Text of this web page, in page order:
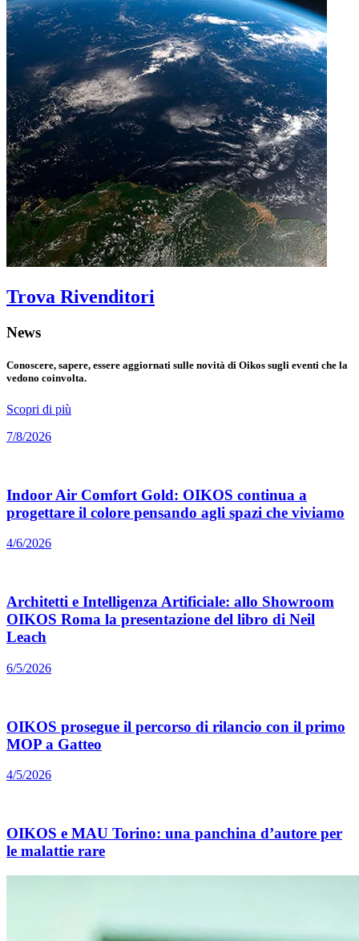
Trova Rivenditori
News
Conoscere, sapere, essere aggiornati sulle novità di Oikos sugli eventi che la
vedono coinvolta.
Scopri di più
7/8/2026
Indoor Air Comfort Gold: OIKOS continua a
progettare il colore pensando agli spazi che viviamo
4/6/2026
Architetti e Intelligenza Artificiale: allo Showroom
OIKOS Roma la presentazione del libro di Neil
Leach
6/5/2026
OIKOS prosegue il percorso di rilancio con il primo
MOP a Gatteo
4/5/2026
OIKOS e MAU Torino: una panchina d’autore per
le malattie rare